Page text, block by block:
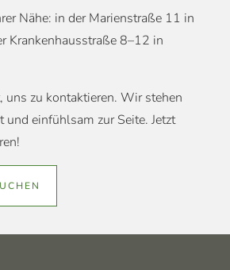
Nähe: in der Marienstraße 11 in
Krankenhausstraße 8–12 in
uns zu kontaktieren. Wir stehen
und einfühlsam zur Seite. Jetzt